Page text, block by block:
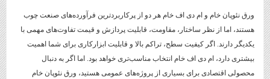
ورق نئوپان خام و ام دی اف خام هر دو از پرکاربردترین فرآورده‌های صنعت چوب
هستند، اما از نظر ساختار، مقاومت، قابلیت پردازش و قیمت تفاوت‌های مهمی با
یکدیگر دارند. اگر کیفیت سطح، تراکم بالا و قابلیت ابزارکاری برای شما اهمیت
بیشتری دارد، ام دی اف خام انتخاب مناسب‌تری خواهد بود. اما اگر به دنبال
محصولی اقتصادی برای بسیاری از پروژه‌های عمومی هستید، ورق نئوپان خام